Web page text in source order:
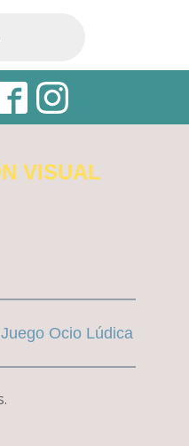
VISUAL
Juego Ocio Lúdica